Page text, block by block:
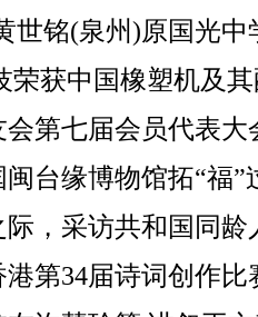
世铭(泉州)原国光
荣获中国橡塑机及
第七届会员代表
台缘博物馆拓“福
，采访共和国同
第34届诗词创作